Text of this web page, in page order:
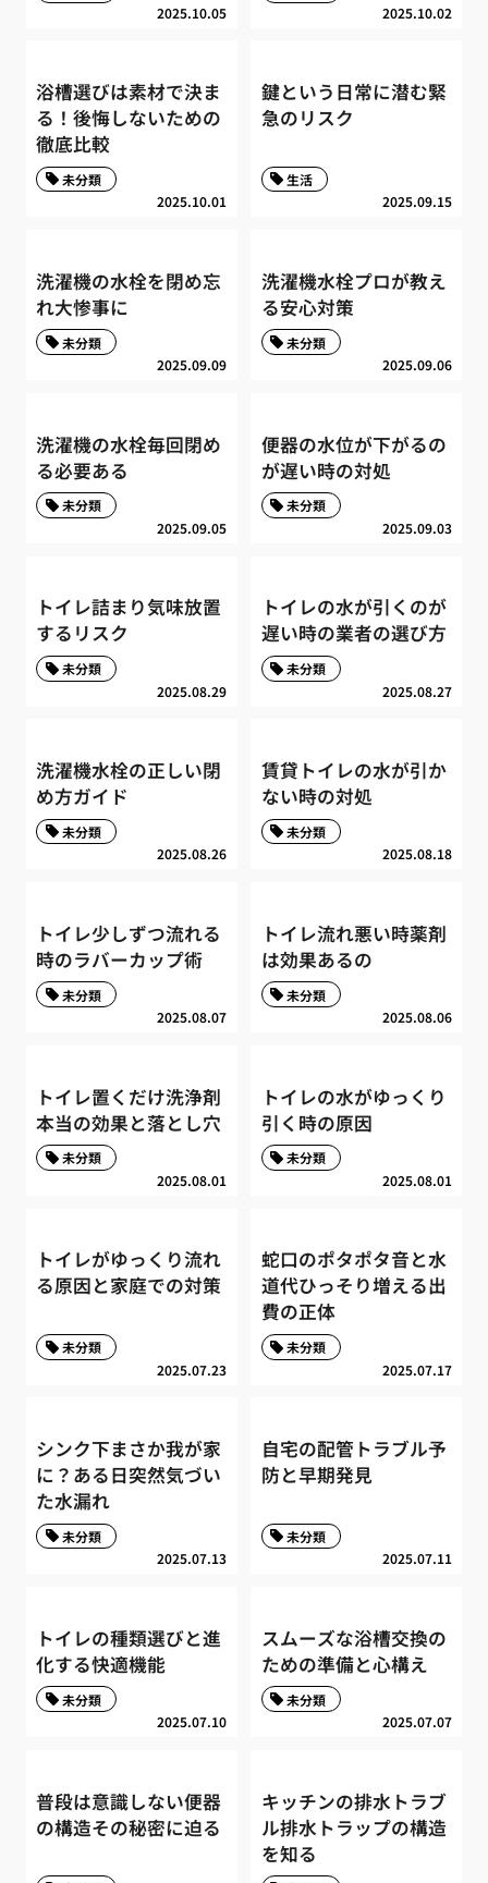
2025.10.05 2025.10.02
浴槽選びは素材で決ま
る！後悔しないための
徹底比較
2025.10.01
未分類
鍵という日常に潜む緊
急のリスク
2025.09.15
生活
洗濯機の水栓を閉め忘
れ大惨事に
2025.09.09
未分類
洗濯機水栓プロが教え
る安心対策
2025.09.06
未分類
洗濯機の水栓毎回閉め
る必要ある
2025.09.05
未分類
便器の水位が下がるの
が遅い時の対処
2025.09.03
未分類
トイレ詰まり気味放置
するリスク
2025.08.29
未分類
トイレの水が引くのが
遅い時の業者の選び方
2025.08.27
未分類
洗濯機水栓の正しい閉
め方ガイド
2025.08.26
未分類
賃貸トイレの水が引か
ない時の対処
2025.08.18
未分類
トイレ少しずつ流れる
時のラバーカップ術
2025.08.07
未分類
トイレ流れ悪い時薬剤
は効果あるの
2025.08.06
未分類
トイレ置くだけ洗浄剤
本当の効果と落とし穴
2025.08.01
未分類
トイレの水がゆっくり
引く時の原因
2025.08.01
未分類
トイレがゆっくり流れ
る原因と家庭での対策
2025.07.23
未分類
蛇口のポタポタ音と水
道代ひっそり増える出
費の正体
2025.07.17
未分類
シンク下まさか我が家
に？ある日突然気づい
た水漏れ
2025.07.13
未分類
自宅の配管トラブル予
防と早期発見
2025.07.11
未分類
トイレの種類選びと進
化する快適機能
2025.07.10
未分類
スムーズな浴槽交換の
ための準備と心構え
2025.07.07
未分類
普段は意識しない便器
の構造その秘密に迫る
キッチンの排水トラブ
ル排水トラップの構造
を知る